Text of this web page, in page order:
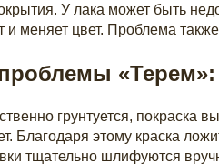
У лака может быть
и меняет цвет. Проблема
«Терем»:
грунтуется,
Благодаря этому краска
тщательно шлифуются